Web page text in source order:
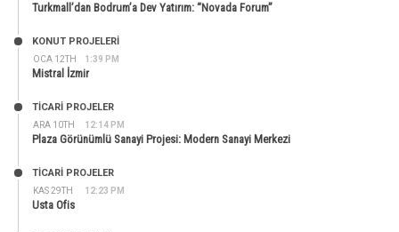
Turkmall’dan Bodrum’a Dev Yatırım: “Novada Forum”
OCA 12TH 1:39 PM
KONUT PROJELERI
Mistral İzmir
ARA 10TH 12:14 PM
TİCARİ PROJELER
Plaza Görünümlü Sanayi Projesi: Modern Sanayi Merkezi
KAS 29TH 12:23 PM
TİCARİ PROJELER
Usta Ofis